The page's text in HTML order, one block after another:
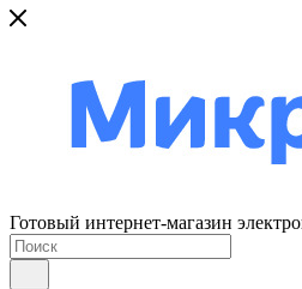
Готовый интернет-магазин